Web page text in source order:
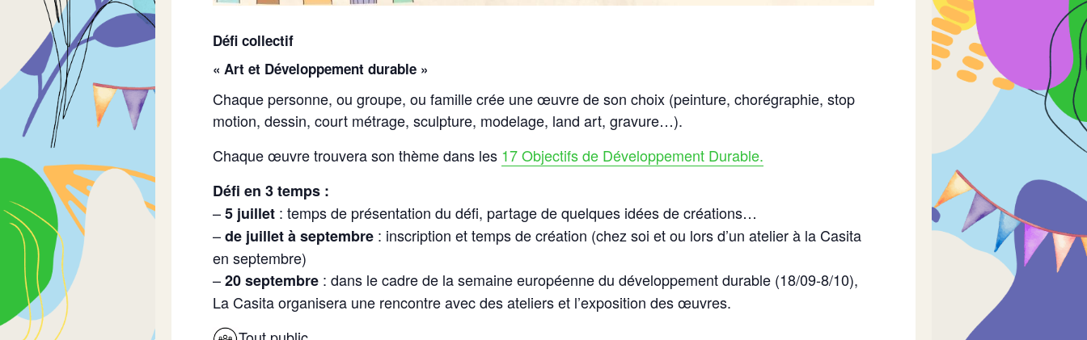
Défi collectif
« Art et Développement durable »
Chaque personne, ou groupe, ou famille crée une œuvre de son choix (peinture, chorégraphie, stop
motion, dessin, court métrage, sculpture, modelage, land art, gravure…).
Chaque œuvre trouvera son thème dans les 17 Objectifs de Développement Durable.
Défi en 3 temps :
–5 juillet : temps de présentation du défi, partage de quelques idées de créations…
–de juillet à septembre : inscription et temps de création (chez soi et ou lors d’un atelier à la Casita
en septembre)
–20 septembre : dans le cadre de la semaine européenne du développement durable (18/09-8/10),
La Casita organisera une rencontre avec des ateliers et l’exposition des œuvres.